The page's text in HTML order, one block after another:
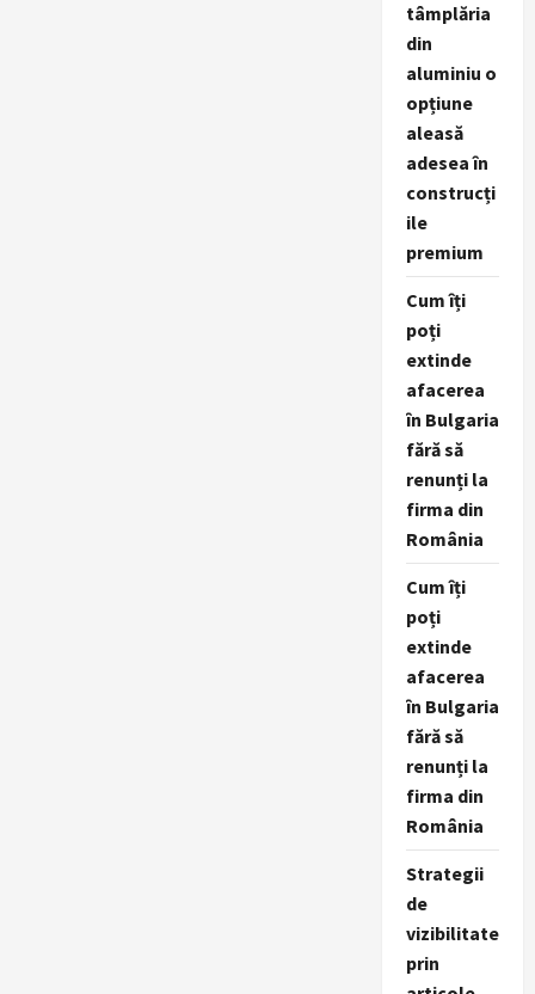
tâmplăria
din
aluminiu o
opțiune
aleasă
adesea în
construcți
ile
premium
Cum îți
poți
extinde
afacerea
în Bulgaria
fără să
renunți la
firma din
România
Cum îți
poți
extinde
afacerea
în Bulgaria
fără să
renunți la
firma din
România
Strategii
de
vizibilitate
prin